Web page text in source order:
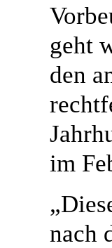
geht
den
im
nach